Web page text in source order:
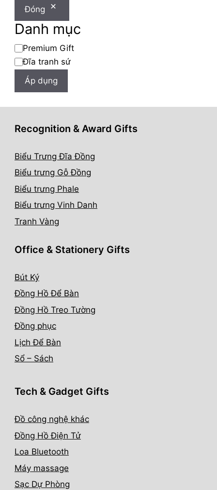
Đóng
Danh mục
Danh
mục
Premium Gift
Đĩa tranh sứ
Áp dụng
Recognition & Award Gifts
Biểu Trưng Đĩa Đồng
Biểu trưng Gỗ Đồng
Biểu trưng Phale
Biểu trưng Vinh Danh
Tranh Vàng
Office & Stationery Gifts
Bút Ký
Đồng Hồ Để Bàn
Đồng Hồ Treo Tường
Đồng phục
Lịch Để Bàn
Sổ – Sách
Tech & Gadget Gifts
Đồ công nghệ khác
Đồng Hồ Điện Tử
Loa Bluetooth
Máy massage
Sạc Dự Phòng